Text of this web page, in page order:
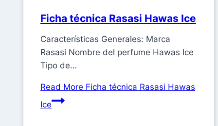
Ficha técnica Rasasi Hawas Ice
Características Generales: Marca
Rasasi Nombre del perfume Hawas Ice
Tipo de…
Read More Ficha técnica Rasasi Hawas
Ice